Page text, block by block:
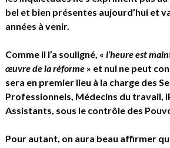
bel et bien présentes aujourd’hui et
années à venir.
Comme il l’a souligné, « l’heure est
œuvre de la réforme» et nul ne peut
sera en premier lieu à la charge des
Professionnels, Médecins du travail,
Assistants, sous le contrôle des
Pour autant, on aura beau affirmer